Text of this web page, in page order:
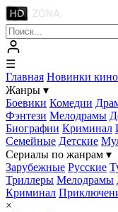
☰
Главная Новинки кино
Жанры ▾
Боевики Комедии
Фэнтези Мелодрамы
Биографии Криминал
Семейные Детские
Сериалы по жанрам ▾
Зарубежные Русские
Триллеры Мелодрамы
Криминал
×